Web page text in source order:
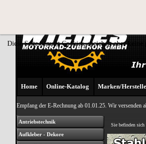
Home Online-Katalog Marken/
Empfang der E-Rechnung ab 01.01.25. Wir versenden
Antriebstechnik
Aufkleber - Dekore
Sie befinden sich
Diese Seite benutzt Cookies, speichert aber keine